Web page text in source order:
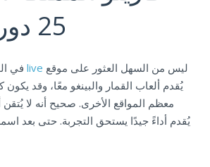
25 دورة مجانية
في طرق الدفع في live
يُقدم ألعاب القمار والبينغو معًا، وقد
معظم المواقع الأخرى. صحيح أنه لا يُتقن
يُقدم أداءً جيدًا يستحق التجربة. حتى بعد